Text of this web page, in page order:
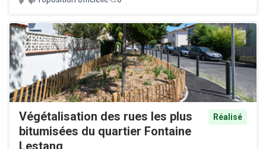
Végétalisation des rues les plus
bitumisées du quartier Fontaine
Lestang
Réalisé